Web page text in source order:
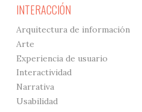
INTERACCIÓN
Arquitectura de información
Arte
Experiencia de usuario
Interactividad
Narrativa
Usabilidad